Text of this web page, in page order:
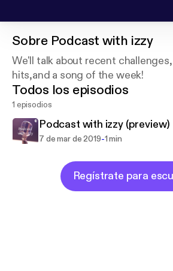
Sobre Podcast with izzy
We'll talk about recent
hits,and a song of the week!
Todos los episodios
1 episodios
Podcast with izzy (preview)
7 de mar de 2019-1 min
Regístrate para